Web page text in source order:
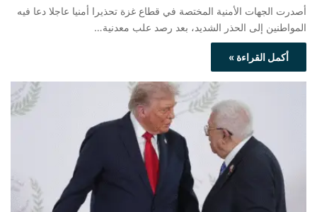
أصدرت الجهات الأمنية المختصة في قطاع غزة تحذيرا أمنيا عاجلا دعا فيه
المواطنين إلى الحذر الشديد، بعد رصد علب معدنية…
أكمل القراءة »